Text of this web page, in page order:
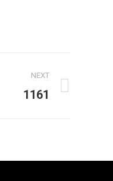
NEXT
1161